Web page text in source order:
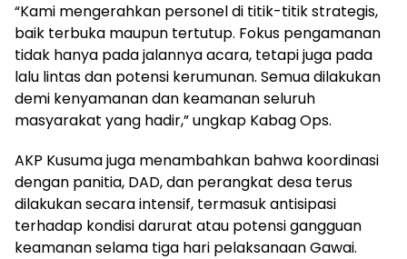
“Kami mengerahkan personel di titik-titik strategis,
baik terbuka maupun tertutup. Fokus pengamanan
tidak hanya pada jalannya acara, tetapi juga pada
lalu lintas dan potensi kerumunan. Semua dilakukan
demi kenyamanan dan keamanan seluruh
masyarakat yang hadir,” ungkap Kabag Ops.
AKP Kusuma juga menambahkan bahwa koordinasi
dengan panitia, DAD, dan perangkat desa terus
dilakukan secara intensif, termasuk antisipasi
terhadap kondisi darurat atau potensi gangguan
keamanan selama tiga hari pelaksanaan Gawai.